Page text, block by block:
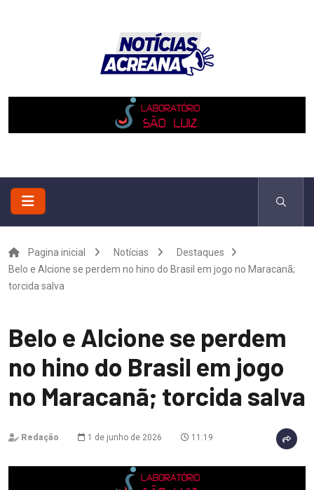
Pagina inicial Notícias
Destaques
Belo e Alcione se perdem no hino do Brasil em jogo no Maracanã;
torcida salva
Belo e Alcione se perdem
no hino do Brasil em jogo
no Maracanã; torcida salva
Redação 1 de junho de 2026 11:19